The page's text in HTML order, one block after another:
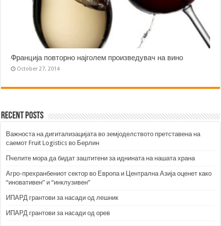
Франција повторно најголем произведувач на вино
October 27, 2014
Recent Posts
Важноста на дигитализацијата во земјоделството претставена на
саемот Fruit Logistics во Берлин
Пчелите мора да бидат заштитени за иднината на нашата храна
Агро-прехранбениот сектор во Европа и Централна Азија оценет како
“иновативен” и “инклузивен”
ИПАРД грантови за насади од лешник
ИПАРД грантови за насади од орев